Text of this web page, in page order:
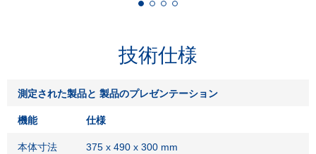
技術仕様
測定された製品と 製品のプレゼンテーション
機能 仕様
本体寸法
375 x 490 x 300 mm